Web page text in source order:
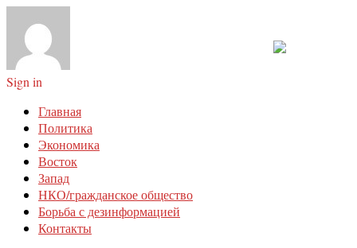
Sign in
Главная
Политика
Экономика
Восток
Запад
НКО/гражданское общество
Борьба с дезинформацией
Контакты